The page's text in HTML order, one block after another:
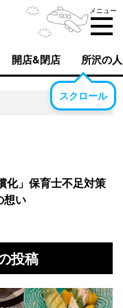
メニュー
開店&閉店 所沢の人
スクロール
化」保育士不足対策
い
投稿